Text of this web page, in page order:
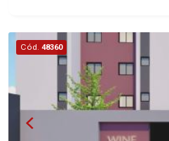
Fiúsa, 1051 - Alto da Boa
Cód. 48360